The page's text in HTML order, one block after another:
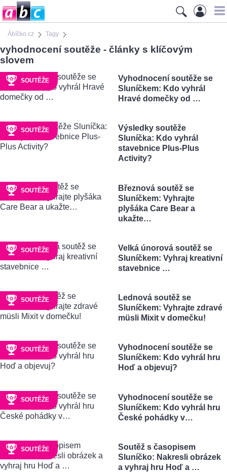
Ábíčko.cz Tagy
vyhodnocení soutěže - články s klíčovým
slovem
SOUTĚŽE
Vyhodnocení soutěže se
Sluníčkem: Kdo vyhrál
Hravé domečky od …
SOUTĚŽE
Výsledky soutěže
Sluníčka: Kdo vyhrál
stavebnice Plus-Plus
Activity?
SOUTĚŽE
Březnová soutěž se
Sluníčkem: Vyhrajte
plyšáka Care Bear a
ukažte…
SOUTĚŽE
Velká únorová soutěž se
Sluníčkem: Vyhraj kreativní
stavebnice …
SOUTĚŽE
Lednová soutěž se
Sluníčkem: Vyhrajte zdravé
müsli Mixit v domečku!
SOUTĚŽE
Vyhodnocení soutěže se
Sluníčkem: Kdo vyhrál hru
Hoď a objevuj?
SOUTĚŽE
Vyhodnocení soutěže se
Sluníčkem: Kdo vyhrál hru
České pohádky v…
SOUTĚŽE
Soutěž s časopisem
Sluníčko: Nakresli obrázek
a vyhraj hru Hoď a …